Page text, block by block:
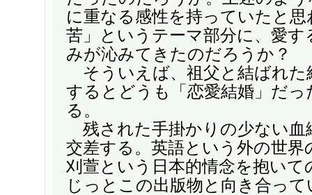
に重なる感性を持っていたと
苦」というテーマ部分に、愛す
みが沁みてきたのだろうか？
そういえば、祖父と結ばれた
するとどうも「恋愛結婚」だ
る。
残された手掛かりの少ない血
交差する。英語という外の世界
刈萱という日本的情念を抱いて
じっとこの出版物と向き合っ